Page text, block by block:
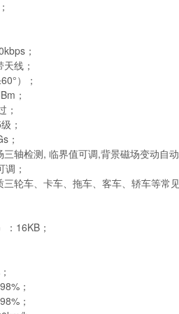
；
线；
）；
；
；
；
；
三轴检测, 临界值可调,背景磁场变动自动
调；
轮车、卡车、拖车、客车、轿车等常
：16KB；
；
；